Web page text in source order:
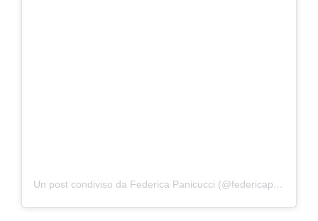
Un post condiviso da Federica Panicucci (@federicapanicucci)